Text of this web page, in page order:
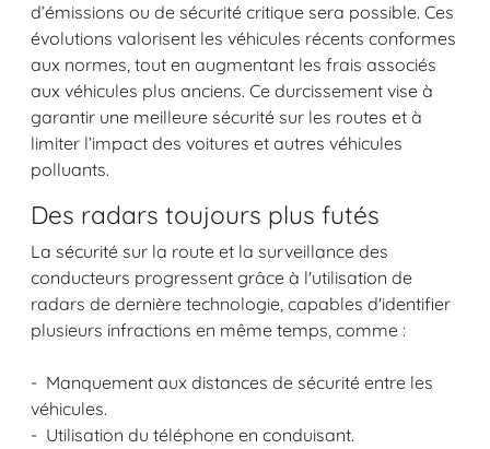
d’émissions ou de sécurité critique sera possible. Ces
évolutions valorisent les véhicules récents conformes
aux normes, tout en augmentant les frais associés
aux véhicules plus anciens. Ce durcissement vise à
garantir une meilleure sécurité sur les routes et à
limiter l’impact des voitures et autres véhicules
polluants.
Des radars toujours plus futés
La sécurité sur la route et la surveillance des
conducteurs progressent grâce à l'utilisation de
radars de dernière technologie, capables d'identifier
plusieurs infractions en même temps, comme :
- Manquement aux distances de sécurité entre les
véhicules.
- Utilisation du téléphone en conduisant.